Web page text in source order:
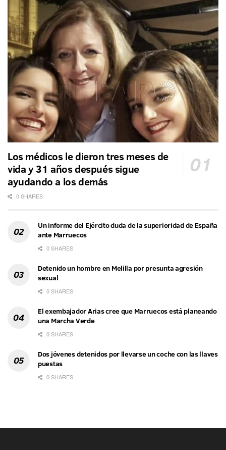
Los médicos le dieron tres meses de
vida y 31 años después sigue
ayudando a los demás
0 SHARES
Un informe del Ejército duda de la superioridad de España
ante Marruecos
0 SHARES
Detenido un hombre en Melilla por presunta agresión
sexual
0 SHARES
El exembajador Arias cree que Marruecos está planeando
una Marcha Verde
0 SHARES
Dos jóvenes detenidos por llevarse un coche con las llaves
puestas
0 SHARES